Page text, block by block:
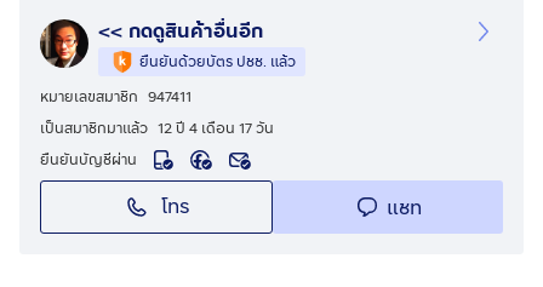
• ติดทางหลวงแผ่นดินหมายเลข 32 (สายเอเชีย)
• อำเภอไชโย จังหวัดอ่างทอง
• ห่างนิคมอุตสาหกรรมอ่างทอง ประมาณ 18 กม.
• ใกล้ ปั๊ม PTT, สถานีตำรวจ, โรงไฟฟ้า B.Grimm
• เดินทางสะดวก รถบรรทุกเข้า–ออกได้
📐 รายละเอียดที่ดิน
<< กดดูสินค้าอื่นอีก
ยืนยันด้วยบัตร ปชช. แล้ว
หมายเลขสมาชิก 947411
เป็นสมาชิกมาแล้ว 12 ปี 4 เดือน 17 วัน
ยืนยันบัญชีผ่าน
โทร แชท